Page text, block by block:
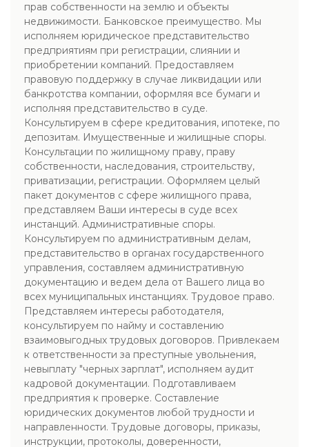
прав собственности на землю и объекты
недвижимости. Банковское преимущество. Мы
исполняем юридическое представительство
предприятиям при регистрации, слиянии и
приобретении компаний. Предоставляем
правовую поддержку в случае ликвидации или
банкротства компании, оформляя все бумаги и
исполняя представительство в суде.
Консультируем в сфере кредитования, ипотеке, по
депозитам. Имущественные и жилищные споры.
Консультации по жилищному праву, праву
собственности, наследования, строительству,
приватизации, регистрации. Оформляем целый
пакет документов с сфере жилищного права,
представляем Ваши интересы в суде всех
инстанций. Административные споры.
Консультируем по административным делам,
представительство в органах государственного
управления, составляем административную
документацию и ведем дела от Вашего лица во
всех муниципальных инстанциях. Трудовое право.
Представляем интересы работодателя,
консультируем по найму и составлению
взаимовыгодных трудовых договоров. Привлекаем
к ответственности за преступные увольнения,
невыплату "черных зарплат", исполняем аудит
кадровой документации. Подготавливаем
предприятия к проверке. Составление
юридических документов любой трудности и
направленности. Трудовые договоры, приказы,
инструкции, протоколы, доверенности,